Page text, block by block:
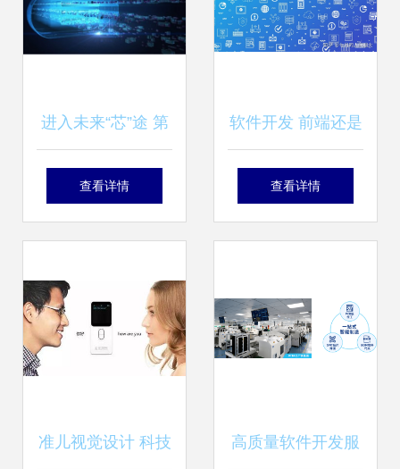
进入未来“芯”途 第
三代半导体材料的
务设计变革
查看详情
软件开发 前端还是
后端？综合对比与
查看详情
准儿视觉设计 科技 高质量软件开发服